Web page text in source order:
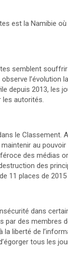
est la Namibie
semblent
l’évolution
depuis 2013,
les autorités.
le Classement.
au
des médias
des
11 places de 2015
dans
des membres
liberté de
tous les